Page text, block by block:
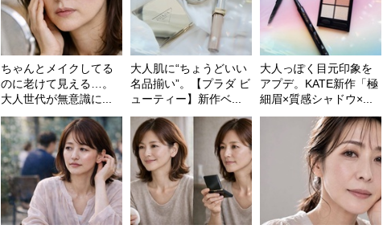
ちゃんとメイクしてる
のに老けて見える…。
大人世代が無意識に...
大人肌に“ちょうどいい
名品揃い”。【プラダ ビ
ューティー】新作ベ...
大人っぽく目元印象を
アプデ。KATE新作「極
細眉×質感シャドウ×...